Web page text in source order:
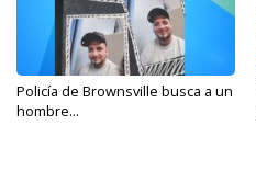
Policía de Brownsville busca a un
hombre...